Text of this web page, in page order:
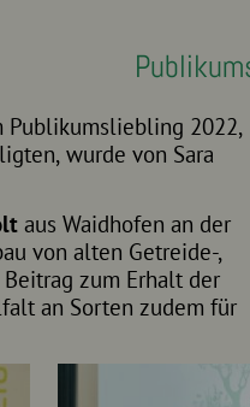
Publikumsliebling 2022,
wurde von Sara
aus Waidhofen an der
von alten Getreide-,
zum Erhalt der
an Sorten zudem für